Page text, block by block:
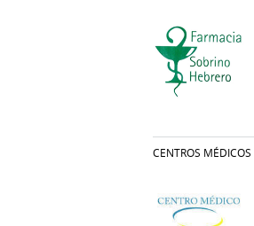
CENTROS MÉDICOS